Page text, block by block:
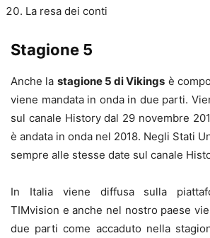
La resa dei conti
Stagione 5
Anche la stagione 5 di Vikings è
viene mandata in onda in due parti.
sul canale History dal 29 novembre
è andata in onda nel 2018. Negli Stati
sempre alle stesse date sul canale
In Italia viene diffusa sulla
TIMvision e anche nel nostro paese
due parti come accaduto nella